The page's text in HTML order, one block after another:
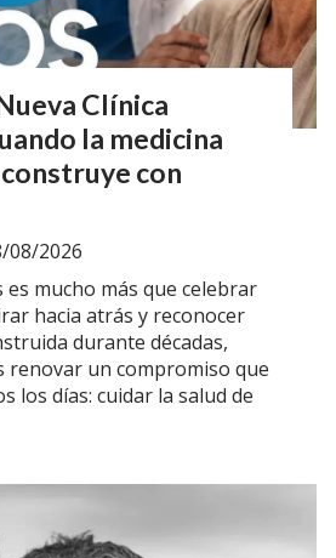
Clínica
la medicina
con
08/2026
es mucho más que celebrar
hacia atrás y reconocer
durante décadas,
renovar un compromiso que
los días: cuidar la salud de